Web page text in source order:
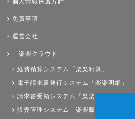
個人情報保護方針
免責事項
運営会社
「楽楽クラウド」
経費精算システム「楽楽精算」
電子請求書発行システム「楽楽明細」
請求書受領システム「楽楽請求」
販売管理システム「楽楽販売」